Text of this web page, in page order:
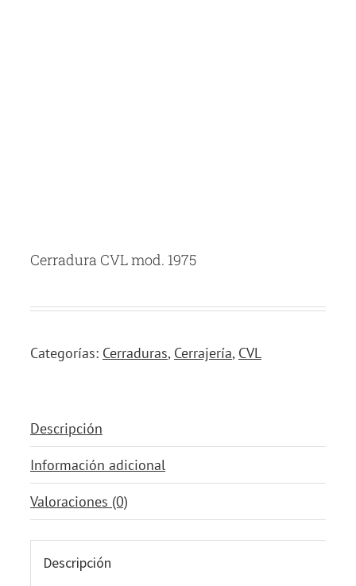
Cerradura CVL mod. 1975
Categorías: Cerraduras, Cerrajería, CVL
Descripción
Información adicional
Valoraciones (0)
Descripción